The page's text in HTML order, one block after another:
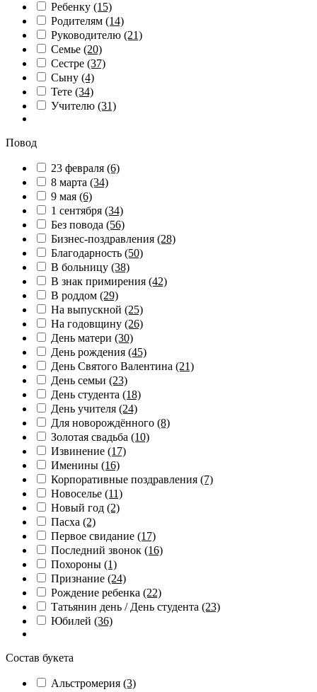
Ребенку (15)
Родителям (14)
Руководителю (21)
Семье (20)
Сестре (37)
Сыну (4)
Тете (34)
Учителю (31)
Повод
23 февраля (6)
8 марта (34)
9 мая (6)
1 сентября (34)
Без повода (56)
Бизнес-поздравления (28)
Благодарность (50)
В больницу (38)
В знак примирения (42)
В роддом (29)
На выпускной (25)
На годовщину (26)
День матери (30)
День рождения (45)
День Святого Валентина (21)
День семьи (23)
День студента (18)
День учителя (24)
Для новорождённого (8)
Золотая свадьба (10)
Извинение (17)
Именины (16)
Корпоративные поздравления (7)
Новоселье (11)
Новый год (2)
Пасха (2)
Первое свидание (17)
Последний звонок (16)
Похороны (1)
Признание (24)
Рождение ребенка (22)
Татьянин день / День студента (23)
Юбилей (36)
Состав букета
Альстромерия (3)